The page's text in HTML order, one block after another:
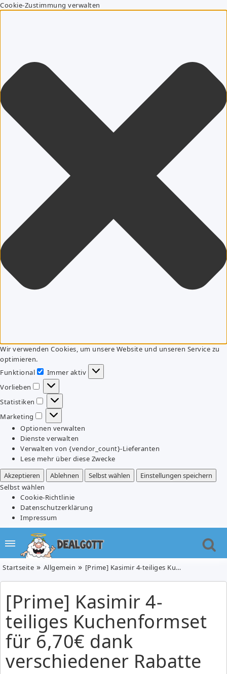
Cookie-Zustimmung verwalten
Wir verwenden Cookies, um unsere Website und unseren Service zu
optimieren.
Funktional
Funktional
Immer aktiv
Vorlieben
Vorlieben
Statistiken
Statistiken
Marketing
Marketing
Optionen verwalten
Dienste verwalten
Verwalten von {vendor_count}-Lieferanten
Lese mehr über diese Zwecke
Akzeptieren
Ablehnen Selbst wählen
Einstellungen speichern
Selbst wählen
Cookie-Richtlinie
Datenschutzerklärung
Impressum
Startseite Allgemein [Prime] Kasimir 4-teiliges Kuchenformset für 6,70€ dank verschiedener Rabatte
[Prime] Kasimir 4-
teiliges Kuchenformset
für 6,70€ dank
verschiedener Rabatte